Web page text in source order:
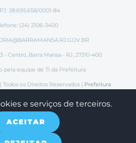
28.695.658/0001-84
(24) 2106-3400
- Centro, Barra Mansa - RJ, 27310-400
pela equipe de TI da Prefeitura
os Direitos Reservados | Prefeitura
de Barra Mansa
Facebook
e serviços de terceiros.
ACEITAR